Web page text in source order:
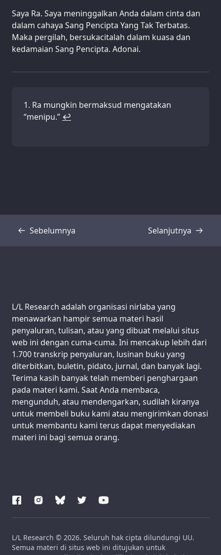
Saya Ra. Saya meninggalkan Anda dalam cinta dan
dalam cahaya Sang Pencipta Yang Tak Terbatas.
Maka pergilah, bersukacitalah dalam kuasa dan
kedamaian Sang Pencipta. Adonai.
Ra mungkin bermaksud mengatakan
“menipu.” ↩
Sebelumnya
Transkrip Selanjutnya
Transkrip
Support us:
L/L Research adalah organisasi nirlaba yang
menawarkan hampir semua materi hasil
penyaluran, tulisan, atau yang dibuat melalui situs
web ini dengan cuma-cuma. Ini mencakup lebih dari
1.700 transkrip penyaluran, lusinan buku yang
diterbitkan, buletin, pidato, jurnal, dan banyak lagi.
Terima kasih banyak telah memberi penghargaan
pada materi kami. Saat Anda membaca,
mengunduh, atau mendengarkan, sudilah kiranya
untuk membeli buku kami atau mengirimkan donasi
untuk membantu kami terus dapat menyediakan
materi ini bagi semua orang.
L/L Research © 2026. Seluruh hak cipta dilundungi UU.
Semua materi di situs web ini ditujukan untuk